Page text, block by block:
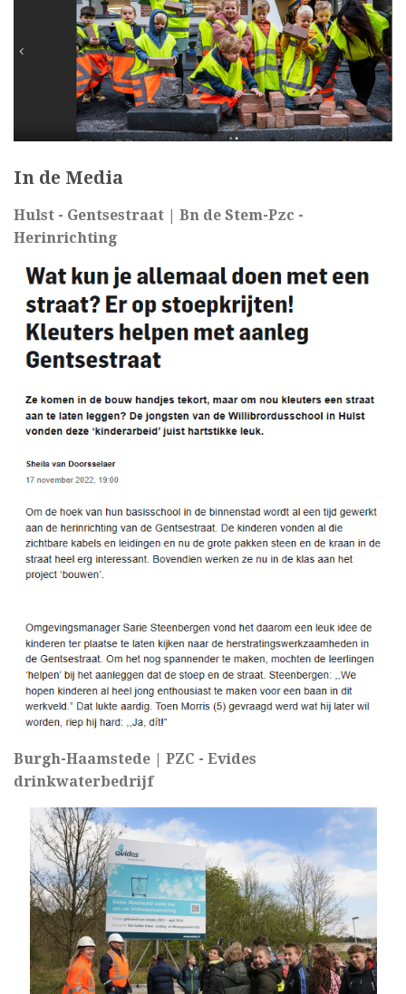
In de Media
Hulst - Gentsestraat | Bn de Stem-Pzc -
Herinrichting
Burgh-Haamstede | PZC - Evides
drinkwaterbedrijf